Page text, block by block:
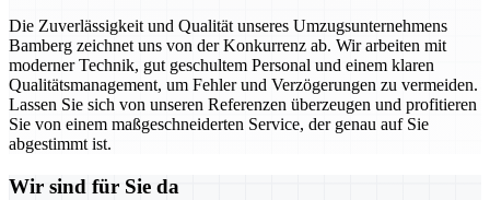
Die Zuverlässigkeit und Qualität unseres Umzugsunternehmens
Bamberg zeichnet uns von der Konkurrenz ab. Wir arbeiten mit
moderner Technik, gut geschultem Personal und einem klaren
Qualitätsmanagement, um Fehler und Verzögerungen zu vermeiden.
Lassen Sie sich von unseren Referenzen überzeugen und profitieren
Sie von einem maßgeschneiderten Service, der genau auf Sie
abgestimmt ist.
Wir sind für Sie da